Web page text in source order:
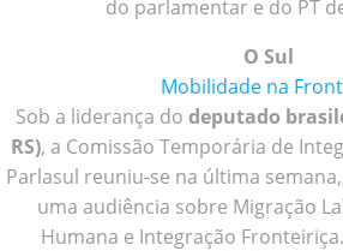
do parlamentar e do PT
O Sul
Mobilidade na
Sob a liderança do deputado
RS), a Comissão Temporária de
Parlasul reuniu-se na última
uma audiência sobre Migração
Humana e Integração